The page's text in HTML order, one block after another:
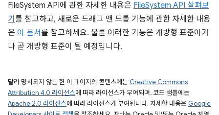
FileSystem API에 관한 자세한 내용은 FileSystem API 살펴보
기 를 참고하고, 새로운 드래그 앤 드롭 기능에 관한 자세한 내용
은 이 문서를 참고하세요. 물론 이러한 기능은 개방형 표준이거
나 곧 개방형 표준이 될 예정입니다.
달리 명시되지 않는 한 이 페이지의 콘텐츠에는 Creative Commons
Attribution 4.0 라이선스에 따라 라이선스가 부여되며, 코드 샘플에는
Apache 2.0 라이선스에 따라 라이선스가 부여됩니다. 자세한 내용은 Google